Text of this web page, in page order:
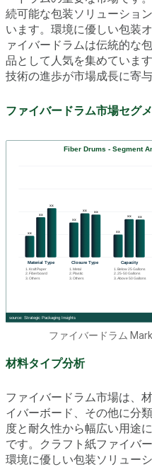
続可能な包装ソリューショ
います。環境に優しい包装
ァイバードラムは伝統的な
品として人気を集めていま
技術の進歩が市場成長に寄与
ファイバードラム市場セグ
ファイバードラム
材料タイプ分析
ファイバードラム市場は、
イバーボード、その他に分
度と耐久性から幅広い用途
です。クラフト紙ファイバ
環境に優しい包装ソリュー